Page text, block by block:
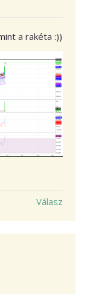
a rakéta :))
Válasz